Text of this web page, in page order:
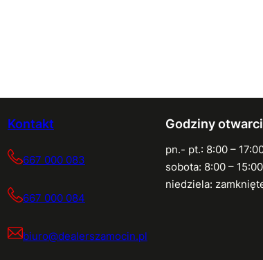
Kontakt
667 000 083
667 000 084
biuro@dealerszamocin.pl
Godziny
pn.- pt.: 8:00 –
sobota: 8:00 – 15:00
niedziela: